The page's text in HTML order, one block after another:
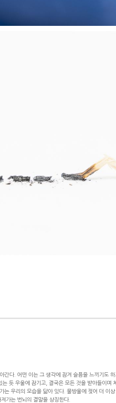
간다. 어떤 이는 그 생각에 잠겨 슬픔을 느끼기도
듯 우울에 잠기고, 결국은 모든 것을 받아들이며
는 우리의 모습을 닮아 있다. 물방울에 젖어 더 이
가는 번뇌의 결말을 상징한다.